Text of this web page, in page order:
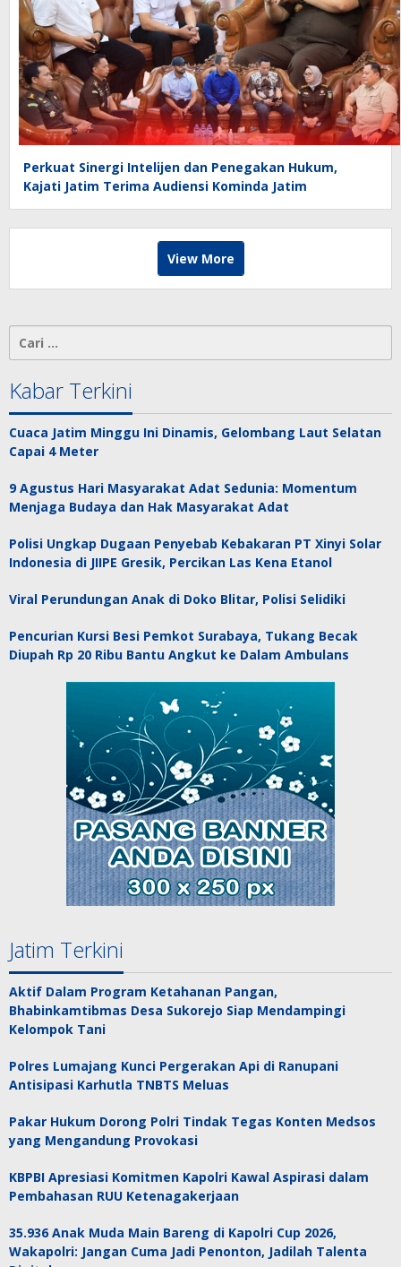
Perkuat Sinergi Intelijen dan Penegakan Hukum,
Kajati Jatim Terima Audiensi Kominda Jatim
View More
Cari
Kabar Terkini
Cuaca Jatim Minggu Ini Dinamis, Gelombang Laut Selatan
Capai 4 Meter
9 Agustus Hari Masyarakat Adat Sedunia: Momentum
Menjaga Budaya dan Hak Masyarakat Adat
Polisi Ungkap Dugaan Penyebab Kebakaran PT Xinyi Solar
Indonesia di JIIPE Gresik, Percikan Las Kena Etanol
Viral Perundungan Anak di Doko Blitar, Polisi Selidiki
Pencurian Kursi Besi Pemkot Surabaya, Tukang Becak
Diupah Rp 20 Ribu Bantu Angkut ke Dalam Ambulans
Jatim Terkini
Aktif Dalam Program Ketahanan Pangan,
Bhabinkamtibmas Desa Sukorejo Siap Mendampingi
Kelompok Tani
Polres Lumajang Kunci Pergerakan Api di Ranupani
Antisipasi Karhutla TNBTS Meluas
Pakar Hukum Dorong Polri Tindak Tegas Konten Medsos
yang Mengandung Provokasi
KBPBI Apresiasi Komitmen Kapolri Kawal Aspirasi dalam
Pembahasan RUU Ketenagakerjaan
35.936 Anak Muda Main Bareng di Kapolri Cup 2026,
Wakapolri: Jangan Cuma Jadi Penonton, Jadilah Talenta